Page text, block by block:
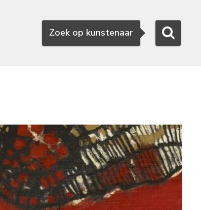
Zoeken
Zoek op kunstenaar